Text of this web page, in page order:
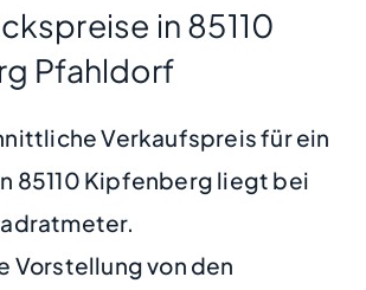
in 85110
Pfahldorf
Verkaufspreis für ein
85110 Kipfenberg liegt bei
Vorstellung von den